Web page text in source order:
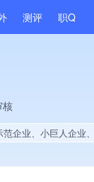
测评 职Q
核
技术、拥有自主品牌、拥有高价值专利、专利授权量同领域前50、技术布局行业领先、拥有绿色低碳技术、经营年限全国同行前5%、集团成员、权威管理体系认证、创